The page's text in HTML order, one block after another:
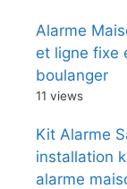
Alarme
et ligne fixe
boulanger
11 views
Kit Alarme
installation
alarme